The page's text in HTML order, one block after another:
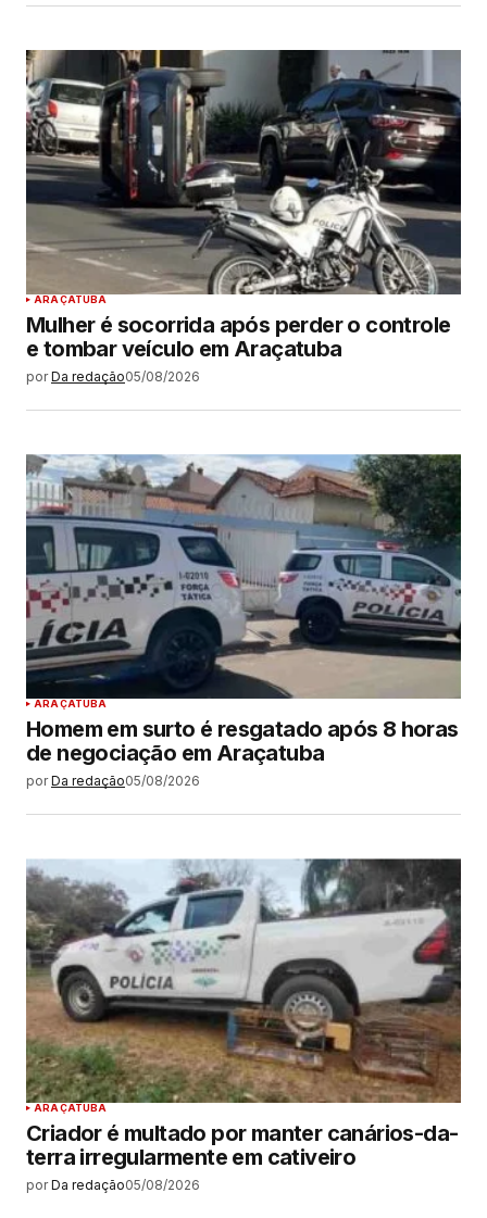
ARAÇATUBA
Mulher é socorrida após perder o controle
e tombar veículo em Araçatuba
por Da redação05/08/2026
ARAÇATUBA
Homem em surto é resgatado após 8 horas
de negociação em Araçatuba
por Da redação05/08/2026
ARAÇATUBA
Criador é multado por manter canários-da-
terra irregularmente em cativeiro
por Da redação05/08/2026